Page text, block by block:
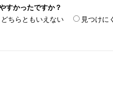
すかったですか？
どちらともいえない 見つけに